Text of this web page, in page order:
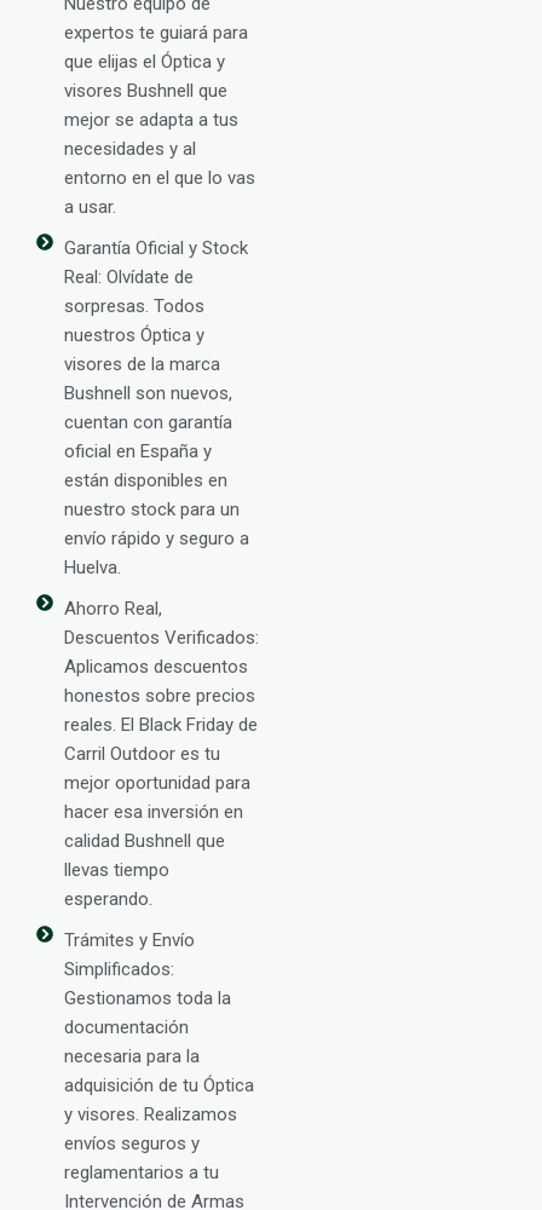
expertos te guiará para
que elijas el Óptica y
visores Bushnell que
mejor se adapta a tus
necesidades y al
entorno en el que lo vas
a usar.
Garantía Oficial y Stock
Real: Olvídate de
sorpresas. Todos
nuestros Óptica y
visores de la marca
Bushnell son nuevos,
cuentan con garantía
oficial en España y
están disponibles en
nuestro stock para un
envío rápido y seguro a
Huelva.
Ahorro Real,
Descuentos Verificados:
Aplicamos descuentos
honestos sobre precios
reales. El Black Friday de
Carril Outdoor es tu
mejor oportunidad para
hacer esa inversión en
calidad Bushnell que
llevas tiempo
esperando.
Trámites y Envío
Simplificados:
Gestionamos toda la
documentación
necesaria para la
adquisición de tu Óptica
y visores. Realizamos
envíos seguros y
reglamentarios a tu
Intervención de Armas